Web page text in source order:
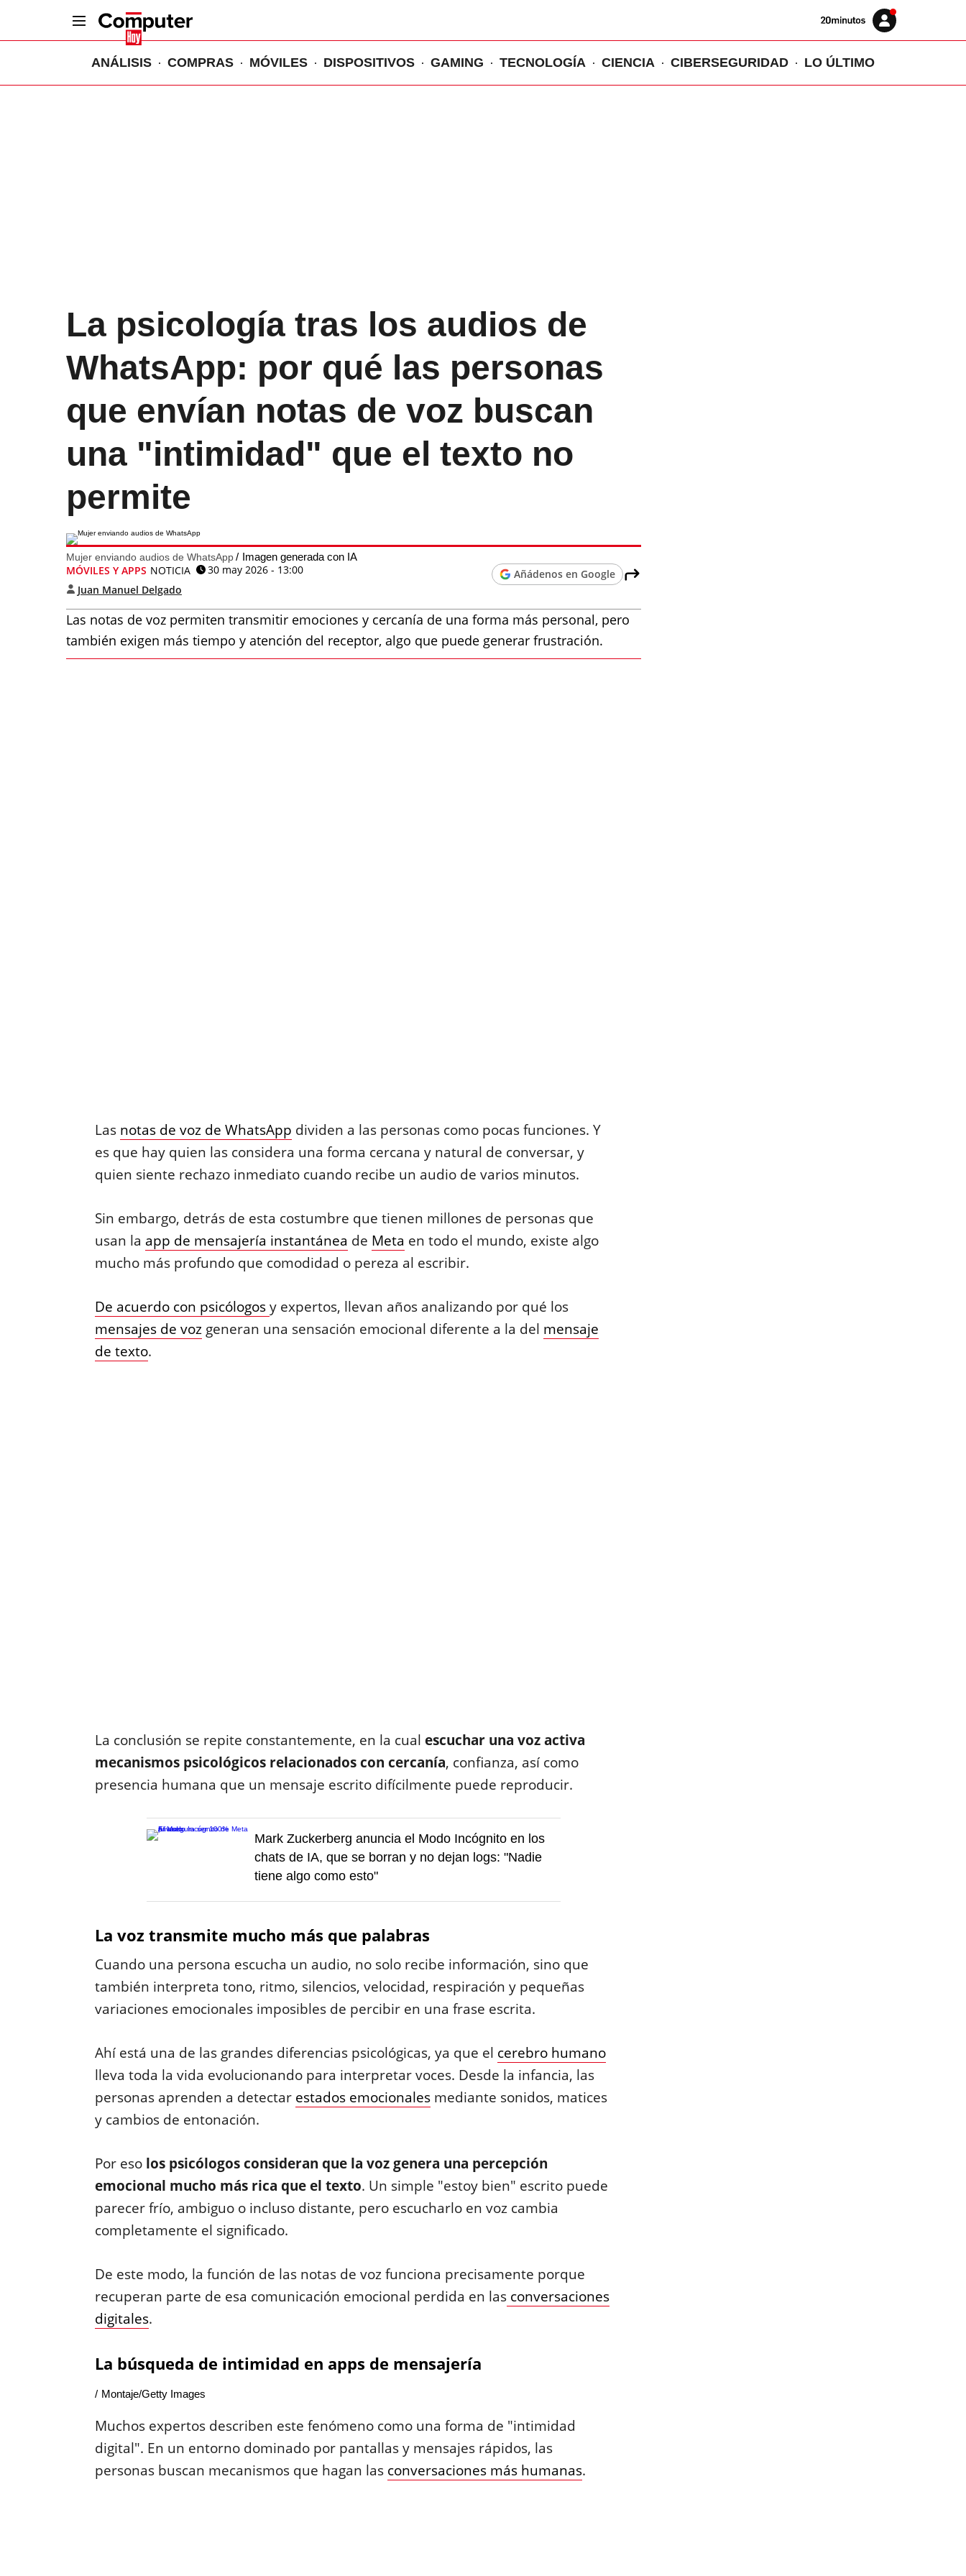
Volver
Iniciar
sesión
ANÁLISIS COMPRAS MÓVILES DISPOSITIVOS GAMING TECNOLOGÍA CIENCIA CIBERSEGURIDAD LO ÚLTIMO
La psicología tras los audios de
WhatsApp: por qué las personas
que envían notas de voz buscan
una "intimidad" que el texto no
permite
Mujer enviando audios de WhatsApp Imagen generada con IA
MÓVILES Y APPS NOTICIA
30 may 2026 - 13:00
Juan Manuel Delgado
Añádenos en Google
Las notas de voz permiten transmitir emociones y cercanía de una forma más personal, pero
también exigen más tiempo y atención del receptor, algo que puede generar frustración.
Las notas de voz de WhatsApp dividen a las personas como pocas funciones. Y
es que hay quien las considera una forma cercana y natural de conversar, y
quien siente rechazo inmediato cuando recibe un audio de varios minutos.
Sin embargo, detrás de esta costumbre que tienen millones de personas que
usan la app de mensajería instantánea de Meta en todo el mundo, existe algo
mucho más profundo que comodidad o pereza al escribir.
De acuerdo con psicólogosy expertos, llevan años analizando por qué los
mensajes de vozgeneran una sensación emocional diferente a la del mensaje
de texto.
La conclusión se repite constantemente, en la cual escuchar una voz activa
mecanismos psicológicos relacionados con cercanía, confianza, así como
presencia humana que un mensaje escrito difícilmente puede reproducir.
Mark Zuckerberg anuncia el Modo Incógnito en los
chats de IA, que se borran y no dejan logs: "Nadie
tiene algo como esto"
La voz transmite mucho más que palabras
Cuando una persona escucha un audio, no solo recibe información, sino que
también interpreta tono, ritmo, silencios, velocidad, respiración y pequeñas
variaciones emocionales imposibles de percibir en una frase escrita.
Ahí está una de las grandes diferencias psicológicas, ya que el cerebro humano
lleva toda la vida evolucionando para interpretar voces. Desde la infancia, las
personas aprenden a detectar estados emocionalesmediante sonidos, matices
y cambios de entonación.
Por eso los psicólogos consideran que la voz genera una percepción
emocional mucho más rica que el texto. Un simple "estoy bien" escrito puede
parecer frío, ambiguo o incluso distante, pero escucharlo en voz cambia
completamente el significado.
De este modo, la función de las notas de voz funciona precisamente porque
recuperan parte de esa comunicación emocional perdida en lasconversaciones
digitales.
La búsqueda de intimidad en apps de mensajería
Montaje/Getty Images
Muchos expertos describen este fenómeno como una forma de "intimidad
digital". En un entorno dominado por pantallas y mensajes rápidos, las
personas buscan mecanismos que hagan las conversaciones más humanas.